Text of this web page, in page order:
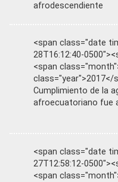
afrodescendiente
<span class="date
28T16:12:40-
<span
class="year">2017</
Cumplimiento de la
afroecuatoriano fue
<span class="date
27T12:58:12-
<span